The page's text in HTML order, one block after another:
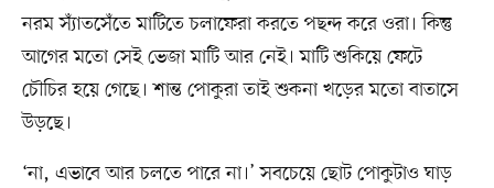
নরম স্যাঁতসেঁতে মাটিতে চলাফেরা করতে পছন্দ করে ওরা। কিন্তু
আগের মতো সেই ভেজা মাটি আর নেই। মাটি শুকিয়ে ফেটে
চৌচির হয়ে গেছে। শান্ত পোকুরা তাই শুকনা খড়ের মতো বাতাসে
উড়ছে।
‘না, এভাবে আর চলতে পারে না।’ সবচেয়ে ছোট পোকুটাও ঘাড়